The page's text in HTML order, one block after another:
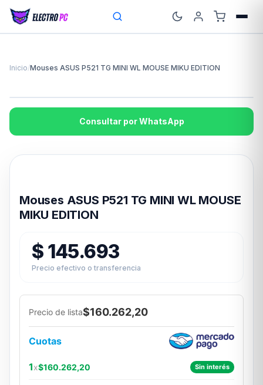
Inicio/Mouses ASUS P521 TG MINI WL MOUSE MIKU EDITION
Consultar por WhatsApp
Mouses ASUS P521 TG MINI WL MOUSE
MIKU EDITION
$ 145.693
Precio efectivo o transferencia
Precio de lista$160.262,20
Cuotas
1x$160.262,20 Sin interés